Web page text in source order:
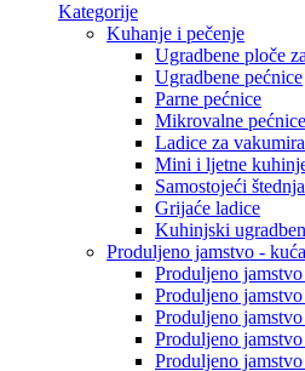
Kategorije
Kuhanje i pečenje
Ugradbene ploče
Ugradbene pećnice
Parne pećnice
Mikrovalne pećnice
Ladice za
Mini i ljetne
Samostojeći
Grijaće ladice
Kuhinjski
Produljeno jamstvo -
Produljeno
Produljeno
Produljeno
Produljeno
Produljeno